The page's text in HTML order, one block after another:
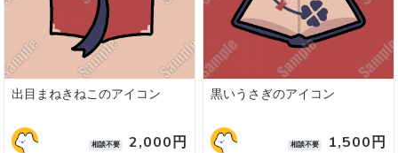
出目まねきねこのアイコン
相談不要 2,000円
黒いうさぎのアイコン
相談不要 1,500円